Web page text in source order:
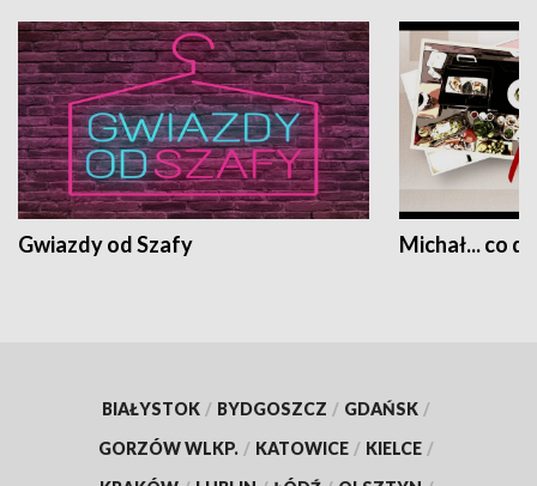
Gwiazdy od Szafy Michał... co
BIAŁYSTOK / BYDGOSZCZ / GDAŃSK /
GORZÓW WLKP. / KATOWICE / KIELCE /